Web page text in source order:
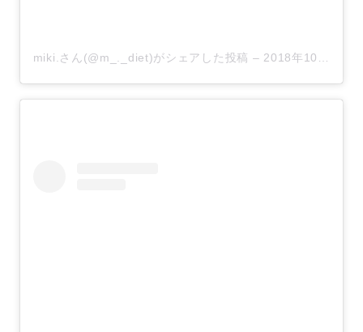
miki.さん(@m_._diet)がシェアした投稿 – 2018年10月月9日午後3時00分PDT